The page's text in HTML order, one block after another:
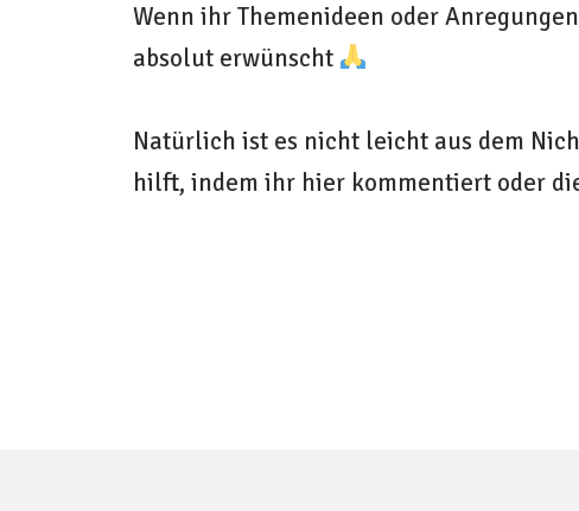
Wenn ihr Themenideen oder
absolut erwünscht
Natürlich ist es nicht leicht aus dem
hilft, indem ihr hier kommentiert oder